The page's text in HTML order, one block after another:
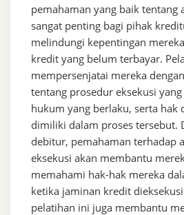
pemahaman yang baik tentang
sangat penting bagi pihak
melindungi kepentingan
kredit yang belum terbayar.
mempersenjatai mereka
tentang prosedur eksekusi
hukum yang berlaku, serta hak
dimiliki dalam proses tersebut.
debitur, pemahaman terhadap
eksekusi akan membantu
memahami hak-hak mereka
ketika jaminan kredit
pelatihan ini juga membantu